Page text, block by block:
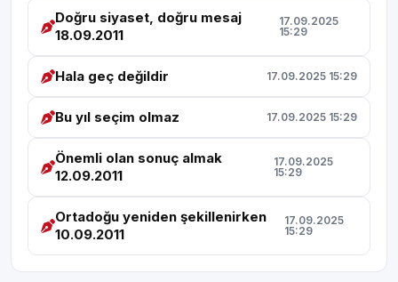
Doğru siyaset, doğru mesaj
18.09.2011
17.09.2025
15:29
Hala geç değildir 17.09.2025 15:29
Bu yıl seçim olmaz 17.09.2025 15:29
Önemli olan sonuç almak
12.09.2011
17.09.2025
15:29
Ortadoğu yeniden şekillenirken
10.09.2011
17.09.2025
15:29